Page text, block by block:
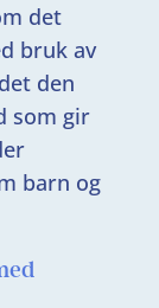
det
bruk av
den
som gir
barn og